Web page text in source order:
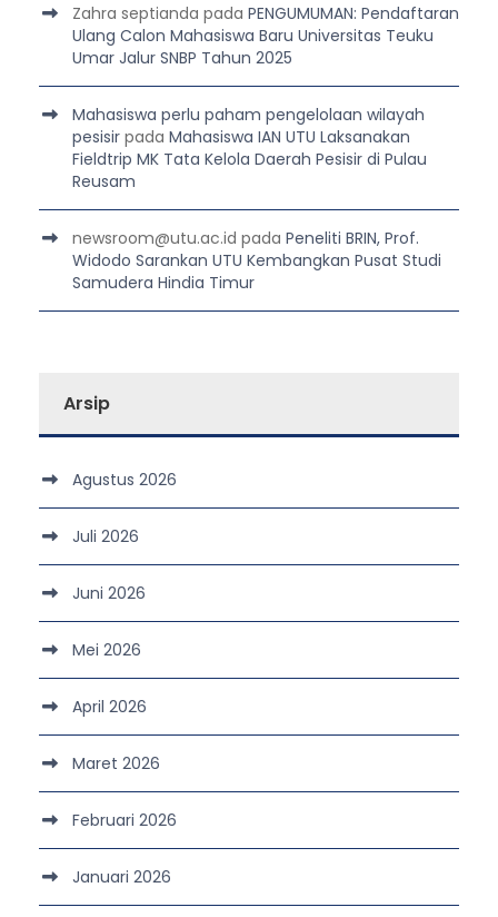
Zahra septianda pada PENGUMUMAN: Pendaftaran
Ulang Calon Mahasiswa Baru Universitas Teuku
Umar Jalur SNBP Tahun 2025
Mahasiswa perlu paham pengelolaan wilayah
pesisir pada Mahasiswa IAN UTU Laksanakan
Fieldtrip MK Tata Kelola Daerah Pesisir di Pulau
Reusam
newsroom@utu.ac.id pada Peneliti BRIN, Prof.
Widodo Sarankan UTU Kembangkan Pusat Studi
Samudera Hindia Timur
Arsip
Agustus 2026
Juli 2026
Juni 2026
Mei 2026
April 2026
Maret 2026
Februari 2026
Januari 2026